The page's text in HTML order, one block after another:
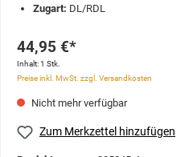
Zugart: DL/RDL
44,95 €*
Inhalt:1 Stk.
Preise inkl. MwSt. zzgl. Versandkosten
Nicht mehr verfügbar
Zum Merkzettel hinzufügen